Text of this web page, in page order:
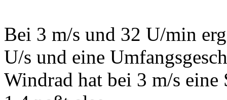
Bei 3 m/s und 32 U/min
U/s und eine
Windrad hat bei 3 m/s